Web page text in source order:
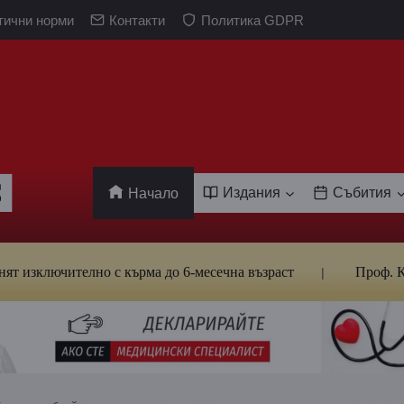
норми Контакти Политика GDPR
Начало Издания Събития
с кърма до 6-месечна възраст Проф.